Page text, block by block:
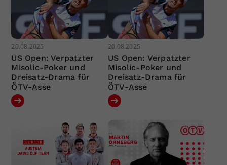
20.08.2025
US Open: Verpatzter
Misolic-Poker und
Dreisatz-Drama für
ÖTV-Asse
20.08.2025
US Open: Verpatzter
Misolic-Poker und
Dreisatz-Drama für
ÖTV-Asse